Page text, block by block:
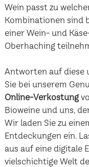
Wein passt zu
Kombinationen sind
einer Wein- und
Oberhaching
Antworten auf diese
Sie bei unserem
Online-Verkostung
Bioweine und uns,
Wir laden Sie zu
Entdeckungen ein.
aus auf eine digitale
vielschichtige Welt